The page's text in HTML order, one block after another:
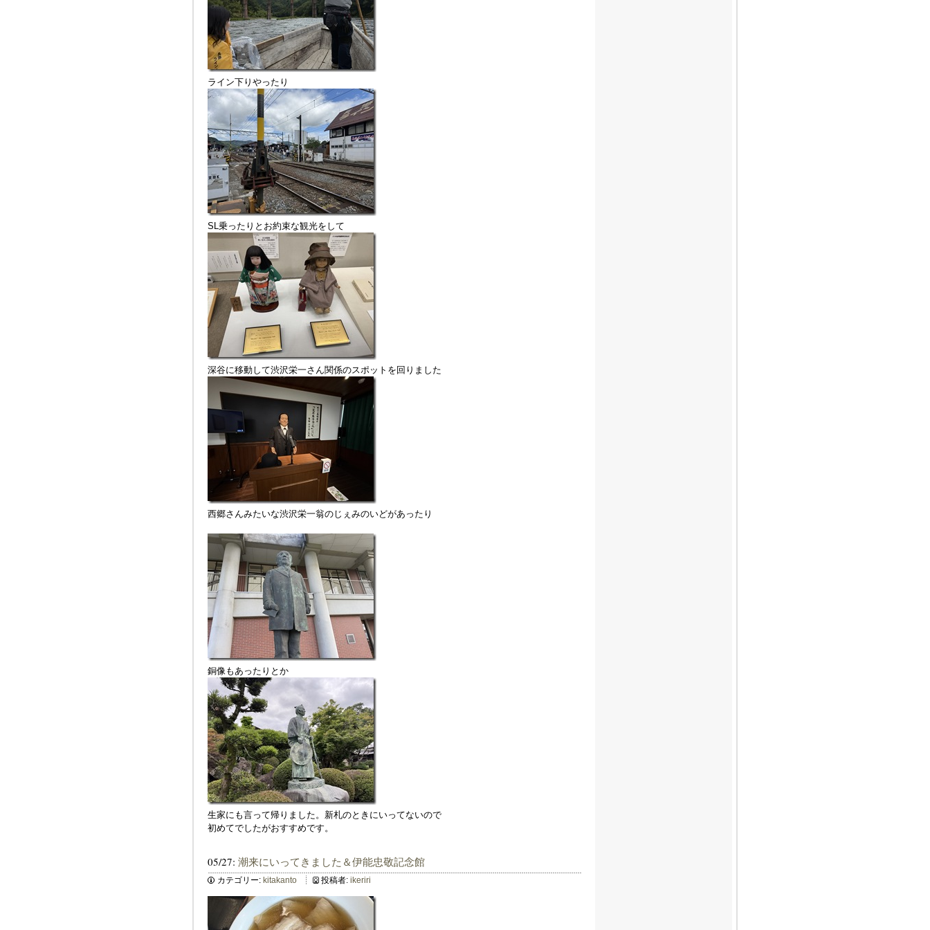
ライン下りやったり
SL乗ったりとお約束な観光をして
深谷に移動して渋沢栄一さん関係のスポットを回りました
西郷さんみたいな渋沢栄一翁のじぇみのいどがあったり
銅像もあったりとか
生家にも言って帰りました。新札のときにいってないので
初めてでしたがおすすめです。
05/27: 潮来にいってきました＆伊能忠敬記念館
カテゴリー: kitakanto 投稿者: ikeriri